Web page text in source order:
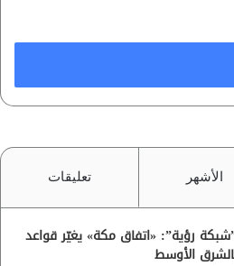
الأشهر تعليقات
رؤية”: «اتفاق مكة» يغيّر قواعد
الأوسط